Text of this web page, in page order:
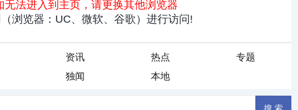
资讯 热点
专题
独闻 本地